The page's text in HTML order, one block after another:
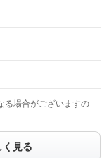
ーター
し
カメラ
し
る場合がございますの
く見る